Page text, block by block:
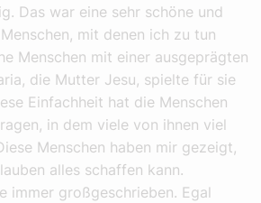
Das war eine sehr schöne und
mit denen ich zu tun
Menschen mit einer ausgeprägten
die Mutter Jesu, spielte für sie
Einfachheit hat die Menschen
in dem viele von ihnen viel
Menschen haben mir gezeigt,
alles schaffen kann.
immer großgeschrieben. Egal